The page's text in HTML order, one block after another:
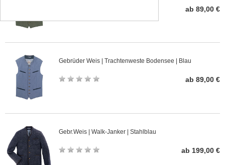
ab 89,00 €
Gebrüder Weis | Trachtenweste Bodensee | Blau
ab 89,00 €
Gebr.Weis | Walk-Janker | Stahlblau
ab 199,00 €